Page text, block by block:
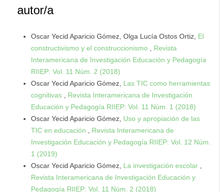
autor/a
Oscar Yecid Aparicio Gómez, Olga Lucía Ostos Ortiz, El
constructivismo y el construccionismo , Revista
Interamericana de Investigación Educación y Pedagogía
RIIEP: Vol. 11 Núm. 2 (2018)
Oscar Yecid Aparicio Gómez, Las TIC como herramientas
cognitivas , Revista Interamericana de Investigación
Educación y Pedagogía RIIEP: Vol. 11 Núm. 1 (2018)
Oscar Yecid Aparicio Gómez, Uso y apropiación de las
TIC en educación , Revista Interamericana de
Investigación Educación y Pedagogía RIIEP: Vol. 12 Núm.
1 (2019)
Oscar Yecid Aparicio Gómez, La investigación escolar ,
Revista Interamericana de Investigación Educación y
Pedagogía RIIEP: Vol. 11 Núm. 2 (2018)